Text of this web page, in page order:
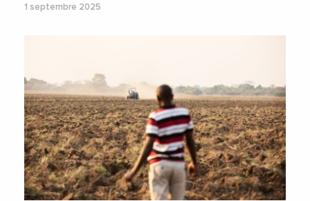
1 septembre 2025